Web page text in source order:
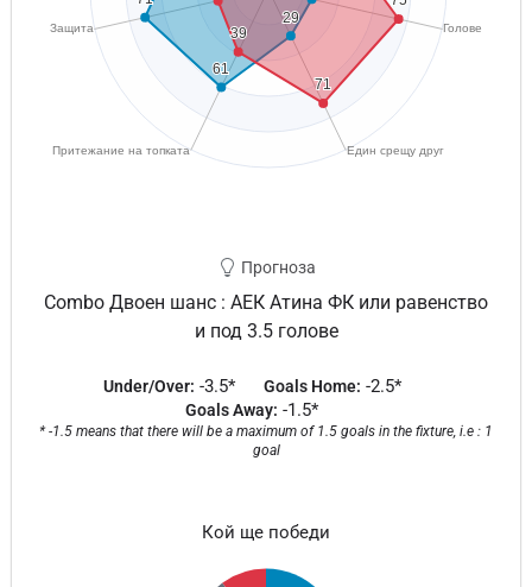
Прогноза
Combo Двоен шанс : АЕК Атина ФК или равенство
и под 3.5 голове
Under/Over: -3.5* Goals Home: -2.5*
Goals Away: -1.5*
* -1.5 means that there will be a maximum of 1.5 goals in the fixture, i.e : 1
goal
Кой ще победи